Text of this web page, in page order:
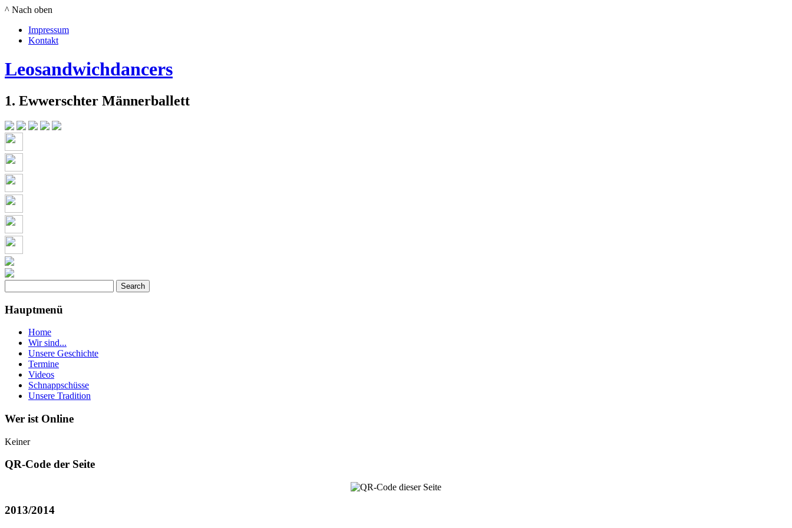
^ Nach oben
Impressum
Kontakt
Leosandwichdancers
1. Ewwerschter Männerballett
Hauptmenü
Home
Wir sind...
Unsere Geschichte
Termine
Videos
Schnappschüsse
Unsere Tradition
Wer ist Online
Keiner
QR-Code der Seite
2013/2014